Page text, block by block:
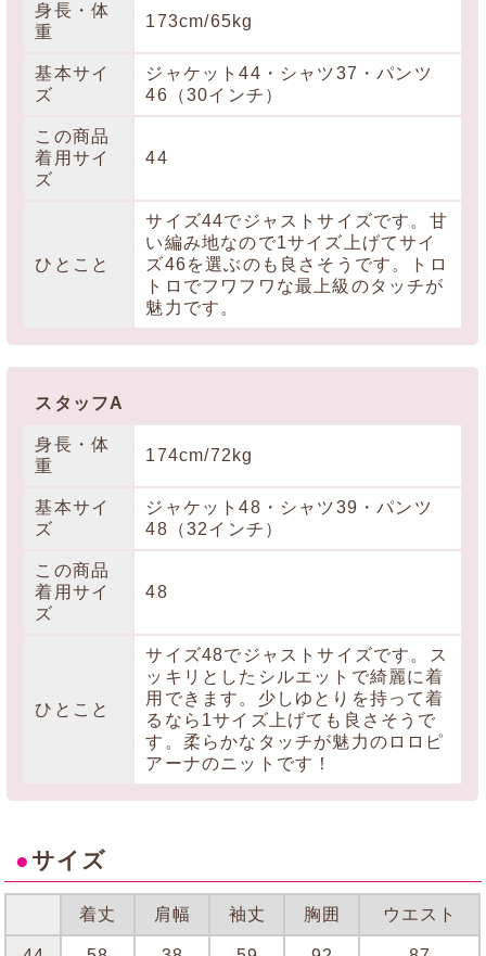
身長・体
重
173cm/65kg
基本サイ
ズ
ジャケット44・シャツ37・パンツ
46（30インチ）
この商品
着用サイ
ズ
44
ひとこと
サイズ44でジャストサイズです。甘
い編み地なので1サイズ上げてサイ
ズ46を選ぶのも良さそうです。トロ
トロでフワフワな最上級のタッチが
魅力です。
スタッフA
身長・体
重
174cm/72kg
基本サイ
ズ
ジャケット48・シャツ39・パンツ
48（32インチ）
この商品
着用サイ
ズ
48
ひとこと
サイズ48でジャストサイズです。ス
ッキリとしたシルエットで綺麗に着
用できます。少しゆとりを持って着
るなら1サイズ上げても良さそうで
す。柔らかなタッチが魅力のロロピ
アーナのニットです！
● サイズ
着丈 肩幅 袖丈 胸囲 ウエスト